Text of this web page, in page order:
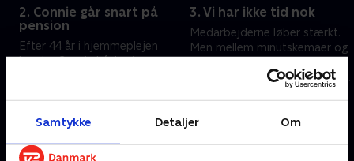
Samtykke Detaljer Om
2. Connie går snart på
pension
Efter 44 år i hjemmeplejen
kender Connie både sine
hun på pension.
3. Vi har ikke tid nok
Medarbejderne løber stærkt.
Men mellem minutskemaer og
stadig plads til grin, et kærligt
skulderklap - og en kop kaffe.
15. oktober 2025 • 19 min
Andre så også